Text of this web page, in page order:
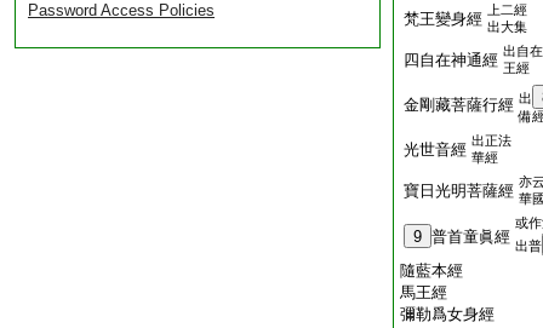
Password Access Policies
梵王變身經
上二經
出大集
四自在神通經 出自在
王經
金剛藏菩薩行經 出
備
光世音經 出正法
華經
寶日光明菩薩經 亦
華
9 普首童眞經
或
出普
隨藍本經
馬王經
彌勒爲女身經